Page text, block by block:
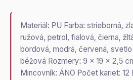
Materiál: PU Farba: strieborná,
ružová, petrol, fialová, čierna,
bordová, modrá, červená,
béžová Rozmery: 9 x 19 x 2,5
Mincovník: ÁNO Počet kariet: 12